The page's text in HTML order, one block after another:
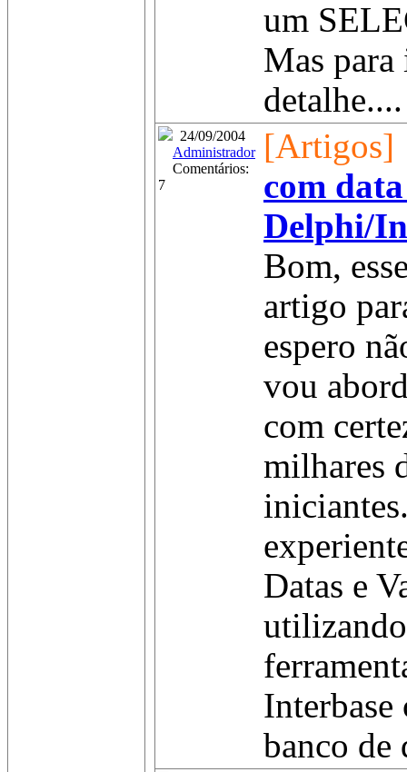
um
Mas para
detalhe....
24/09/2004
Administrador
Comentários:
7
[Artigos]
com
Delphi/
Bom,
artigo
espero
vou
com
milhares
Datas e
banco de